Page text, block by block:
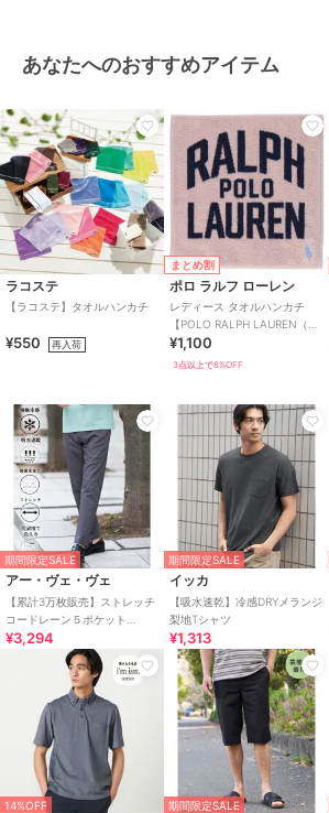
あなたへのおすすめアイテム
ラコステ
【ラコステ】タオルハンカチ
¥550 再入荷
まとめ割
ポロ ラルフ ローレン
レディース タオルハンカチ
【POLO RALPH LAUREN（ポ
ロ ラルフ ローレン）】
¥1,100
3点以上で8%OFF
期間限定SALE
アー・ヴェ・ヴェ
【累計3万枚販売】ストレッチ
コードレーン５ポケット
SOUKAIベーシックアンクルパ
ンツ【接触冷感/
¥3,294
期間限定SALE
イッカ
【吸水速乾】冷感DRYメランジ
梨地Tシャツ
¥1,313
14%OFF 期間限定SALE